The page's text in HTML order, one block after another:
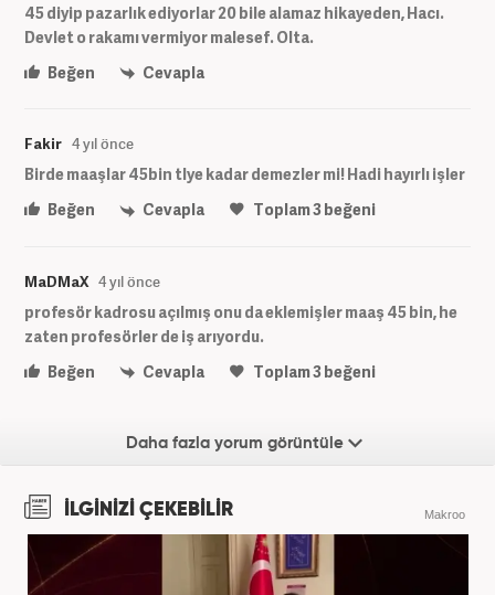
45 diyip pazarlık ediyorlar 20 bile alamaz hikayeden, Hacı.
Devlet o rakamı vermiyor malesef. Olta.
Beğen
Cevapla
Fakir 4 yıl önce
Birde maaşlar 45bin tlye kadar demezler mi! Hadi hayırlı işler
Beğen
Cevapla Toplam3beğeni
MaDMaX 4 yıl önce
profesör kadrosu açılmış onu da eklemişler maaş 45 bin, he
zaten profesörler de iş arıyordu.
Beğen
Cevapla Toplam3beğeni
Daha fazla yorum görüntüle
İLGİNİZİ ÇEKEBİLİR Makroo